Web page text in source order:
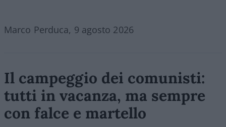
Marco Perduca, 9 agosto 2026
Il campeggio dei comunisti:
tutti in vacanza, ma sempre
con falce e martello